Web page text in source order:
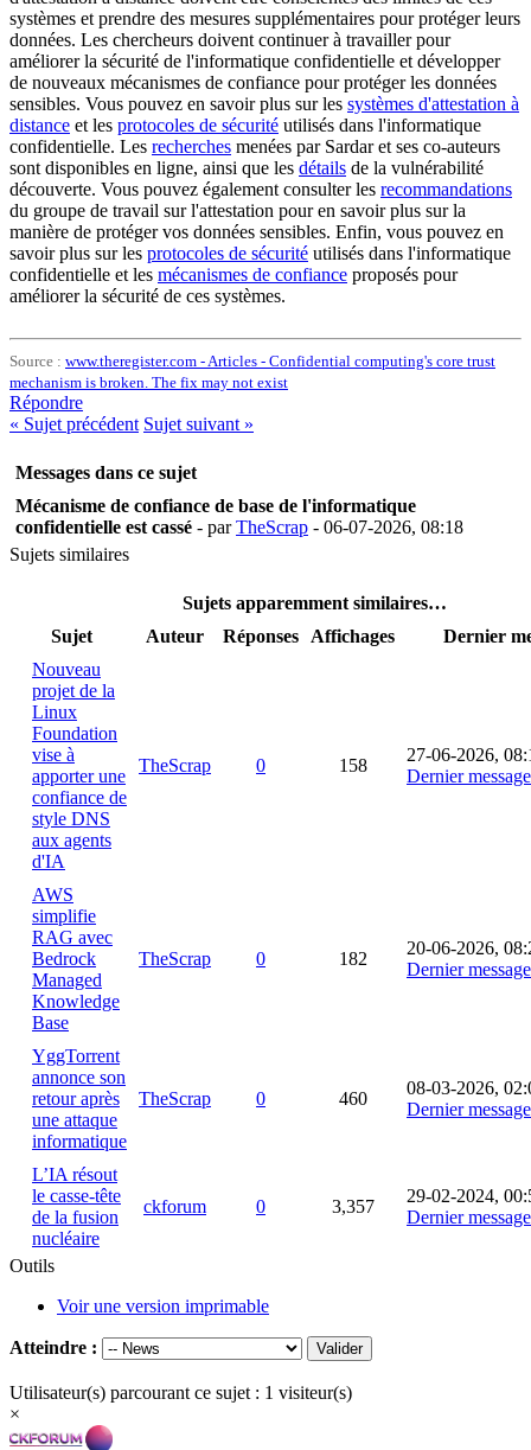
systèmes et prendre des mesures supplémentaires pour protéger leurs
données. Les chercheurs doivent continuer à travailler pour
améliorer la sécurité de l'informatique confidentielle et développer
de nouveaux mécanismes de confiance pour protéger les données
sensibles. Vous pouvez en savoir plus sur les systèmes d'attestation à
distance et les protocoles de sécurité utilisés dans l'informatique
confidentielle. Les recherches menées par Sardar et ses co-auteurs
sont disponibles en ligne, ainsi que les détails de la vulnérabilité
découverte. Vous pouvez également consulter les recommandations
du groupe de travail sur l'attestation pour en savoir plus sur la
manière de protéger vos données sensibles. Enfin, vous pouvez en
savoir plus sur les protocoles de sécurité utilisés dans l'informatique
confidentielle et les mécanismes de confiance proposés pour
améliorer la sécurité de ces systèmes.
Source : www.theregister.com - Articles - Confidential computing's core trust
mechanism is broken. The fix may not exist
Répondre
« Sujet précédent Sujet suivant »
Messages dans ce sujet
Mécanisme de confiance de base de l'informatique
confidentielle est cassé - parTheScrap - 06-07-2026, 08:18
Sujets similaires
Sujets apparemment similaires…
Sujet
Auteur Réponses Affichages
Dernier
Nouveau
projet de la
Linux
Foundation
vise à
apporter une
confiance de
style DNS
aux agents
d'IA
TheScrap 0 158
27-06-2026,
Dernier message
AWS
simplifie
RAG avec
Bedrock
Managed
Knowledge
Base
TheScrap 0 182
20-06-2026,
Dernier message
YggTorrent
annonce son
retour après
une attaque
informatique
TheScrap 0 460
08-03-2026,
Dernier message
L’IA résout
le casse-tête
de la fusion
nucléaire
ckforum 0 3,357
29-02-2024,
Dernier message
Outils
Voir une version imprimable
Atteindre :
Utilisateur(s) parcourant ce sujet : 1 visiteur(s)
×